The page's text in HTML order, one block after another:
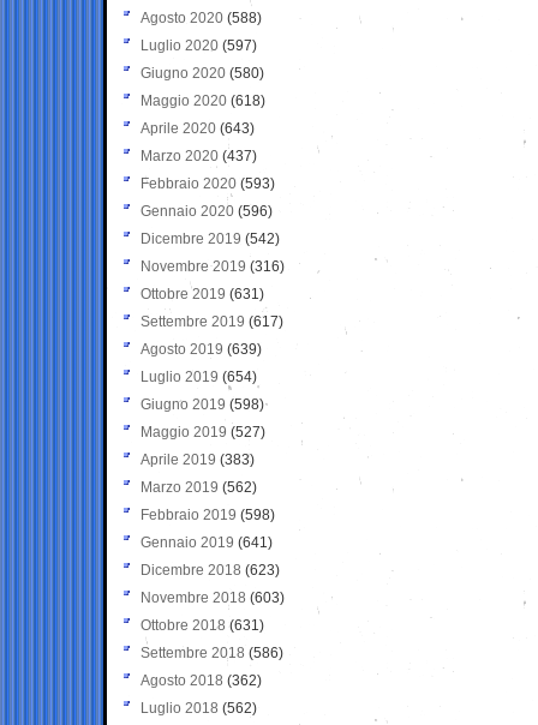
Agosto 2020 (588)
Luglio 2020 (597)
Giugno 2020 (580)
Maggio 2020 (618)
Aprile 2020 (643)
Marzo 2020 (437)
Febbraio 2020 (593)
Gennaio 2020 (596)
Dicembre 2019 (542)
Novembre 2019 (316)
Ottobre 2019 (631)
Settembre 2019 (617)
Agosto 2019 (639)
Luglio 2019 (654)
Giugno 2019 (598)
Maggio 2019 (527)
Aprile 2019 (383)
Marzo 2019 (562)
Febbraio 2019 (598)
Gennaio 2019 (641)
Dicembre 2018 (623)
Novembre 2018 (603)
Ottobre 2018 (631)
Settembre 2018 (586)
Agosto 2018 (362)
Luglio 2018 (562)